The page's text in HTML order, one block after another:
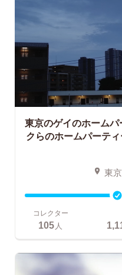
東京のゲイのホーム
クらのホームパーテ
東
コレクター
105 人